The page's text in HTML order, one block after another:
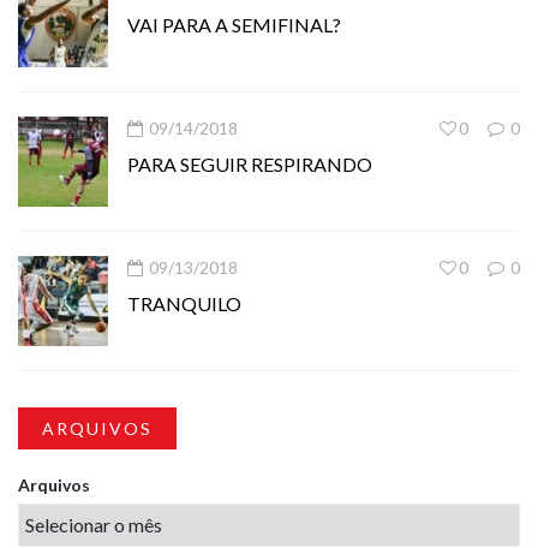
VAI PARA A SEMIFINAL?
09/14/2018 0
0
PARA SEGUIR RESPIRANDO
09/13/2018 0
0
TRANQUILO
ARQUIVOS
Arquivos